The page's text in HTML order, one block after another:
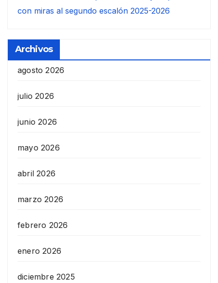
con miras al segundo escalón 2025-2026
Archivos
agosto 2026
julio 2026
junio 2026
mayo 2026
abril 2026
marzo 2026
febrero 2026
enero 2026
diciembre 2025